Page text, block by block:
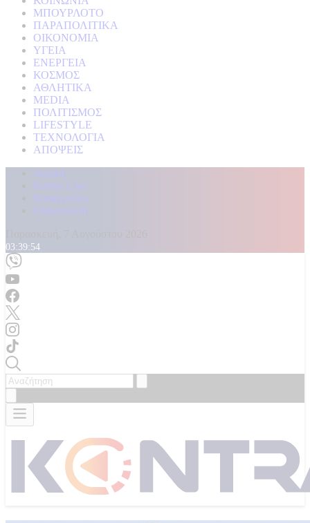
ΜΠΟΥΡΛΟΤΟ
ΠΑΡΑΠΟΛΙΤΙΚΑ
ΟΙΚΟΝΟΜΙΑ
ΥΓΕΙΑ
ΕΝΕΡΓΕΙΑ
ΚΟΣΜΟΣ
ΑΘΛΗΤΙΚΑ
MEDIA
ΠΟΛΙΤΙΣΜΟΣ
LIFESTYLE
ΤΕΧΝΟΛΟΓΙΑ
ΑΠΟΨΕΙΣ
Αρχική
Kontra Live
Καταγγελίες
Επικοινωνία
03:39:58